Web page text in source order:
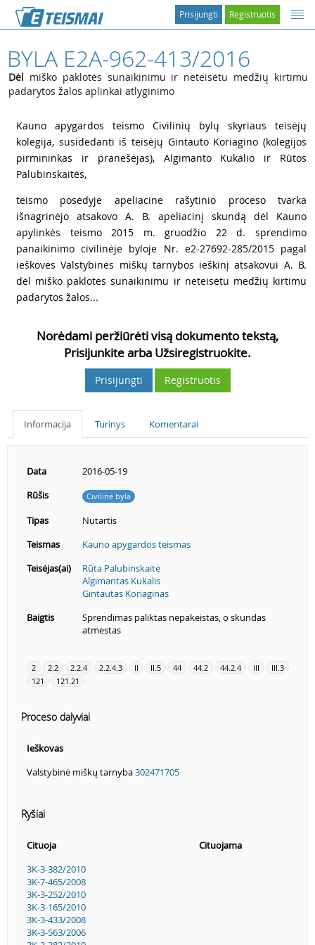
Registruotis
Prisijungti
BYLA E2A-962-413/2016
Dėl miško paklotės sunaikinimu ir neteisėtu medžių kirtimu
padarytos žalos aplinkai atlyginimo
Kauno apygardos teismo Civilinių bylų skyriaus teisėjų
kolegija, susidedanti iš teisėjų Gintauto Koriagino (kolegijos
pirmininkas ir pranešėjas), Algimanto Kukalio ir Rūtos
Palubinskaitės,
teismo posėdyje apeliacine rašytinio proceso tvarka
išnagrinėjo atsakovo A. B. apeliacinį skundą dėl Kauno
apylinkės teismo 2015 m. gruodžio 22 d. sprendimo
panaikinimo civilinėje byloje Nr. e2-27692-285/2015 pagal
ieškovės Valstybinės miškų tarnybos ieškinį atsakovui A. B.
dėl miško paklotės sunaikinimu ir neteisėtu medžių kirtimu
padarytos žalos...
Norėdami peržiūrėti visą dokumento tekstą,
Prisijunkite arba Užsiregistruokite.
Prisijungti Registruotis
Informacija Turinys Komentarai
Data
2016-05-19
Rūšis
Civilinė byla
Tipas
Nutartis
Teismas
Kauno apygardos teismas
Teisėjas(ai)
Rūta Palubinskaitė
Algimantas Kukalis
Gintautas Koriaginas
Baigtis
Sprendimas paliktas nepakeistas, o skundas
atmestas
2 2.2 2.2.4 2.2.4.3 II II.5 44 44.2 44.2.4 III
III.3
121
121.21
Proceso dalyviai
Ieškovas
Valstybinė miškų tarnyba302471705
Ryšiai
Cituoja
Cituojama
3K-3-382/2010
3K-7-465/2008
3K-3-252/2010
3K-3-165/2010
3K-3-433/2008
3K-3-563/2006